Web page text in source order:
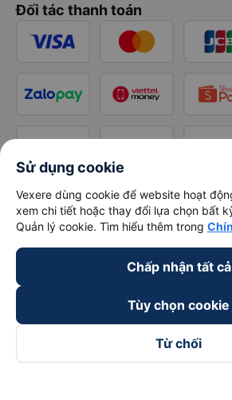
Đối tác thanh toán
Sử dụng cookie
Vexere dùng cookie để website hoạt
xem chi tiết hoặc thay đổi lựa chọn bất
Quản lý cookie. Tìm hiểu thêm trong
Chấp nhận tất cả
Tùy chọn cookie
Từ chối